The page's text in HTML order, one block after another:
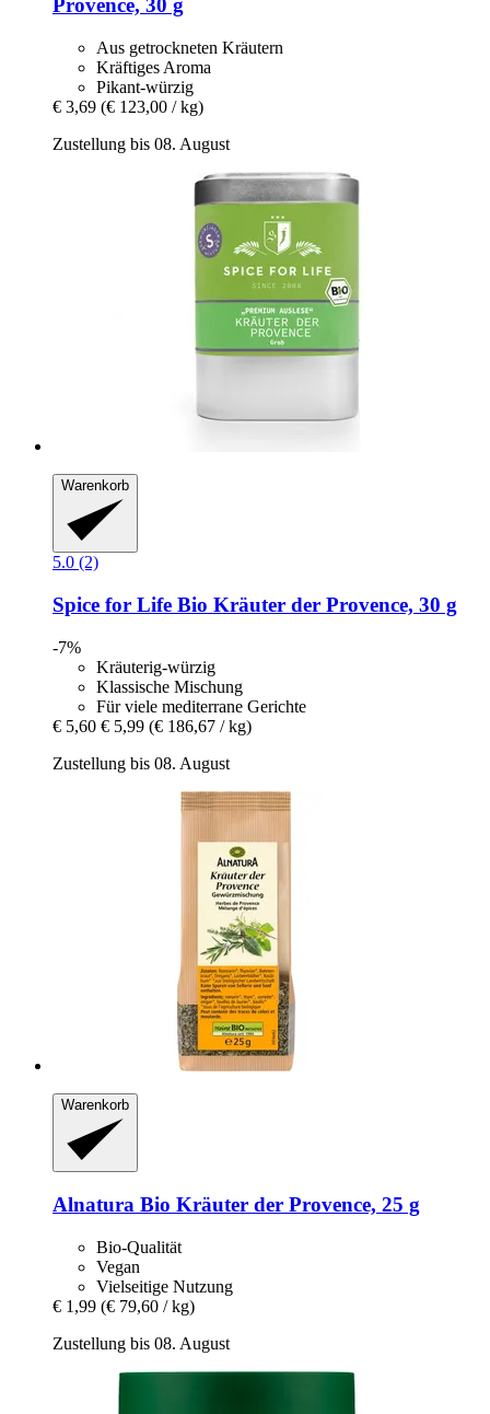
Provence, 30 g
Aus getrockneten Kräutern
Kräftiges Aroma
Pikant-würzig
€ 3,69 (€ 123,00 / kg)
Zustellung bis 08. August
Warenkorb
5.0 (2)
Spice for Life Bio Kräuter der Provence, 30 g
-7%
Kräuterig-würzig
Klassische Mischung
Für viele mediterrane Gerichte
€ 5,60 € 5,99 (€ 186,67 / kg)
Zustellung bis 08. August
Warenkorb
Alnatura Bio Kräuter der Provence, 25 g
Bio-Qualität
Vegan
Vielseitige Nutzung
€ 1,99 (€ 79,60 / kg)
Zustellung bis 08. August